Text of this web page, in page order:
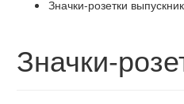
Значки-розетки
Значки-